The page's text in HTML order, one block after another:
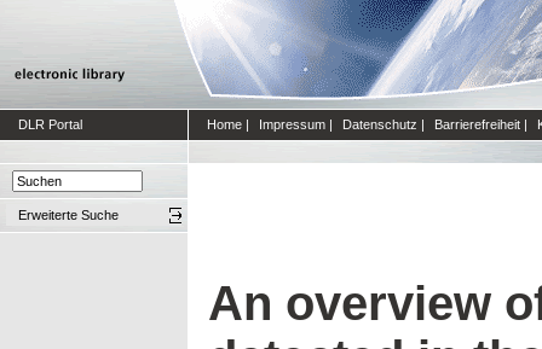
DLR Portal Home | Impressum | Datenschutz | Barrierefreiheit |
Erweiterte Suche
An overview